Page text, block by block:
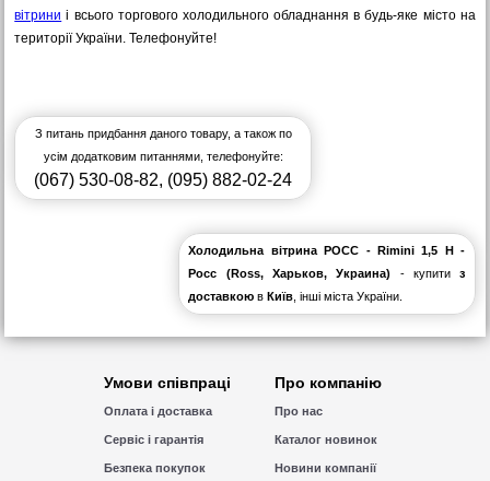
вітрини і всього торгового холодильного обладнання в будь-яке місто на
території України. Телефонуйте!
З питань придбання даного товару, а також по
усім додатковим питаннями, телефонуйте:
(067) 530-08-82, (095) 882-02-24
Холодильна вітрина РОСС - Rimini 1,5 Н -
Росс (Ross, Харьков, Украина) - купитиз
доставкою вКиїв , інші міста України.
Умови співпраці
Оплата і доставка
Сервіс і гарантія
Безпека покупок
Про компанію
Про нас
Каталог новинок
Новини компанії